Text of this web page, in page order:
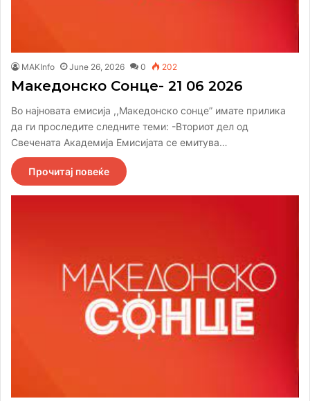
MAKInfo June 26, 2026 0 202
Македонско Сонце- 21 06 2026
Во најновата емисија ,,Македонско сонце” имате прилика
да ги проследите следните теми: -Вториот дел од
Свечената Академија Eмисијата се емитува…
Прочитај повеќе